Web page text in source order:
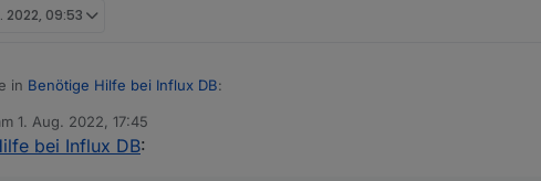
2022, 09:53
in Benötige Hilfe bei Influx DB:
in der Auslage liegt.
1. Aug. 2022, 17:45
von
bei Influx DB: